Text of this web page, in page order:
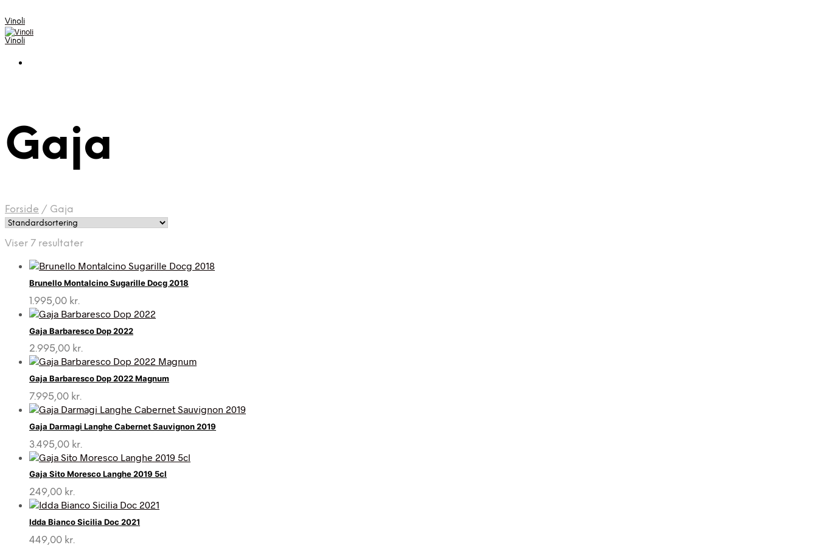
Vinoli
Vinoli
Gaja
Forside / Gaja
Viser 7 resultater
Brunello Montalcino Sugarille Docg 2018
1.995,00 kr.
Gaja Barbaresco Dop 2022
2.995,00 kr.
Gaja Barbaresco Dop 2022 Magnum
7.995,00 kr.
Gaja Darmagi Langhe Cabernet Sauvignon 2019
3.495,00 kr.
Gaja Sito Moresco Langhe 2019 5cl
249,00 kr.
Idda Bianco Sicilia Doc 2021
449,00 kr.